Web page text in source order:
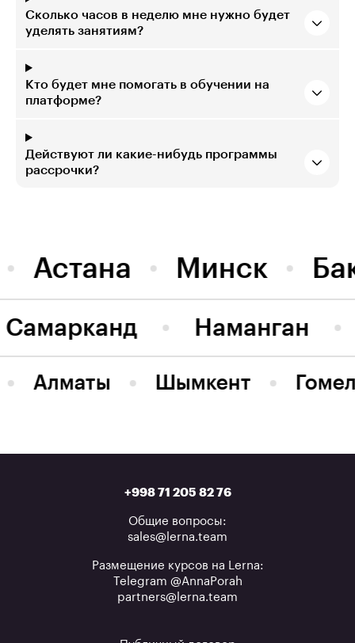
Сколько часов в неделю мне нужно будет
уделять занятиям?
Кто будет мне помогать в обучении на
платформе?
Действуют ли какие-нибудь программы
рассрочки?
Астана Минск
Наманган
Самарканд
Алматы Шымкент
+998 71 205 82 76
Общие вопросы:
sales@lerna.team
Размещение курсов на Lerna:
Telegram @AnnaPorah
partners@lerna.team